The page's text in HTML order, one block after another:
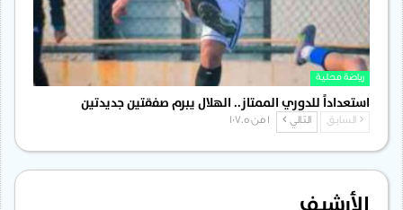
رياضة محلية
استعداداً للدوري الممتاز.. الهلال يبرم صفقتين جديدتين
السابق التالي